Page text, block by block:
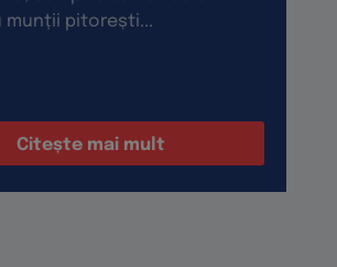
munții pitorești...
Citește mai mult